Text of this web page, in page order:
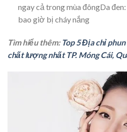
ngay cả trong mùa đôngDa
bao giờ bị cháy nắng
Tìm hiểu thêm: Top 5 Địa chỉ
chất lượng nhất TP. Móng Cái,